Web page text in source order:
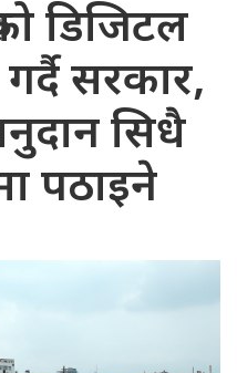
डिजिटल
सरकार,
सिधै
पठाइने